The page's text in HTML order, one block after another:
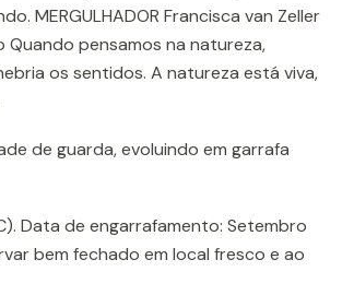
MERGULHADOR Francisca van Zeller
Quando pensamos na natureza,
os sentidos. A natureza está viva,
de guarda, evoluindo em garrafa
Data de engarrafamento: Setembro
bem fechado em local fresco e ao